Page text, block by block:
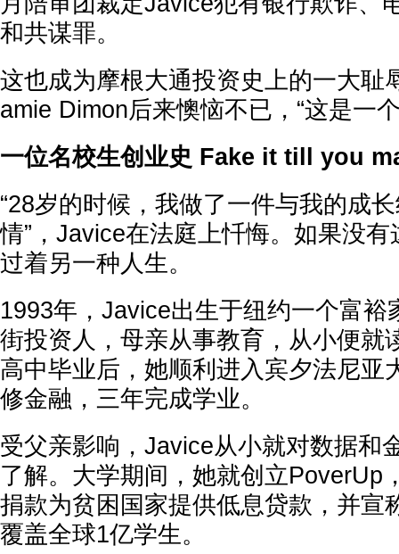
和共谋罪。
这也成为摩根大通投资史上的一大耻
amie Dimon后来懊恼不已，“这是一
一位名校生创业史 Fake it till you
“28岁的时候，我做了一件与我的成
情”，Javice在法庭上忏悔。如果没
过着另一种人生。
1993年，Javice出生于纽约一个富裕
街投资人，母亲从事教育，从小便就
高中毕业后，她顺利进入宾夕法尼亚
修金融，三年完成学业。
受父亲影响，Javice从小就对数据和
了解。大学期间，她就创立PoverUp
捐款为贫困国家提供低息贷款，并宣
覆盖全球1亿学生。